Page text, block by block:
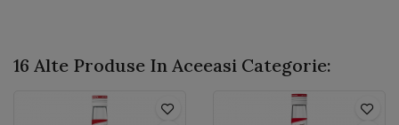
16 Alte Produse In Aceeasi Categorie: